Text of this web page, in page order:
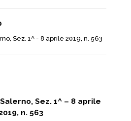
Sez. 1^ - 8 aprile 2019, n. 563
Salerno, Sez. 1^ – 8 aprile
n. 563